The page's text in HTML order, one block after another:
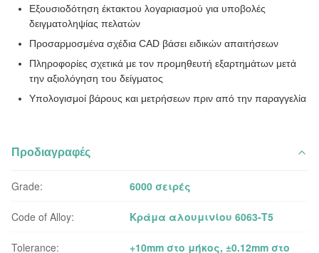
Εξουσιοδότηση έκτακτου λογαριασμού για υποβολές
δειγματοληψίας πελατών
Προσαρμοσμένα σχέδια CAD βάσει ειδικών απαιτήσεων
Πληροφορίες σχετικά με τον προμηθευτή εξαρτημάτων μετά
την αξιολόγηση του δείγματος
Υπολογισμοί βάρους και μετρήσεων πριν από την παραγγελία
Προδιαγραφές
Grade: 6000 σειρές
Code of Alloy: Κράμα αλουμινίου 6063-T5
Tolerance: +10mm στο μήκος, ±0.12mm στο